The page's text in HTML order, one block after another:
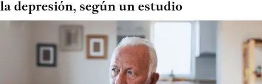
la depresión, según un estudio